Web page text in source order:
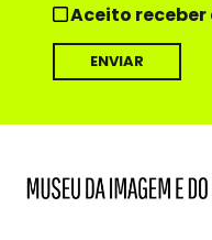
Aceito receber